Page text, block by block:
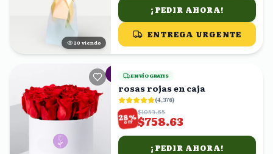
19 viendo
¡PEDIR AHORA!
ENTREGA URGENTE
ENVÍO GRATIS
rosas rojas en caja
(4,376)
28%
OFF
$1053.65
$758.63
¡PEDIR AHORA!